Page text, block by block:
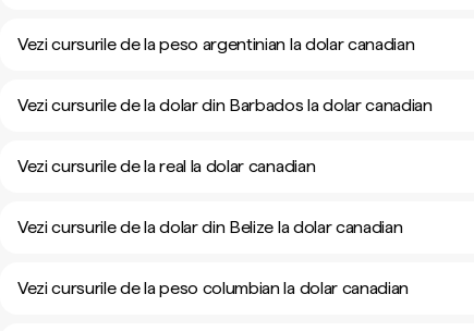
Vezi cursurile de la peso argentinian la dolar canadian
Vezi cursurile de la dolar din Barbados la dolar canadian
Vezi cursurile de la real la dolar canadian
Vezi cursurile de la dolar din Belize la dolar canadian
Vezi cursurile de la peso columbian la dolar canadian